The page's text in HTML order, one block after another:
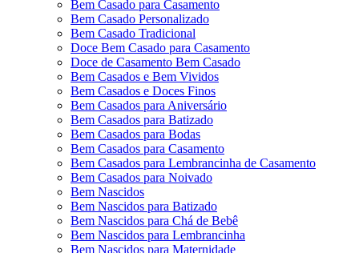
Bem Casado para Casamento
Bem Casado Personalizado
Bem Casado Tradicional
Doce Bem Casado para Casamento
Doce de Casamento Bem Casado
Bem Casados e Bem Vividos
Bem Casados e Doces Finos
Bem Casados para Aniversário
Bem Casados para Batizado
Bem Casados para Bodas
Bem Casados para Casamento
Bem Casados para Lembrancinha de Casamento
Bem Casados para Noivado
Bem Nascidos
Bem Nascidos para Batizado
Bem Nascidos para Chá de Bebê
Bem Nascidos para Lembrancinha
Bem Nascidos para Maternidade